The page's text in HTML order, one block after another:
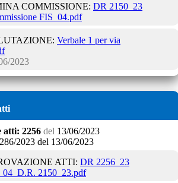
COMMISSIONE: DR 2150_23
FIS_04.pdf
Verbale 1 per via
2023
atti: 2256 del 13/06/2023
2023 del 13/06/2023
ATTI: DR 2256_23
2150_23.pdf